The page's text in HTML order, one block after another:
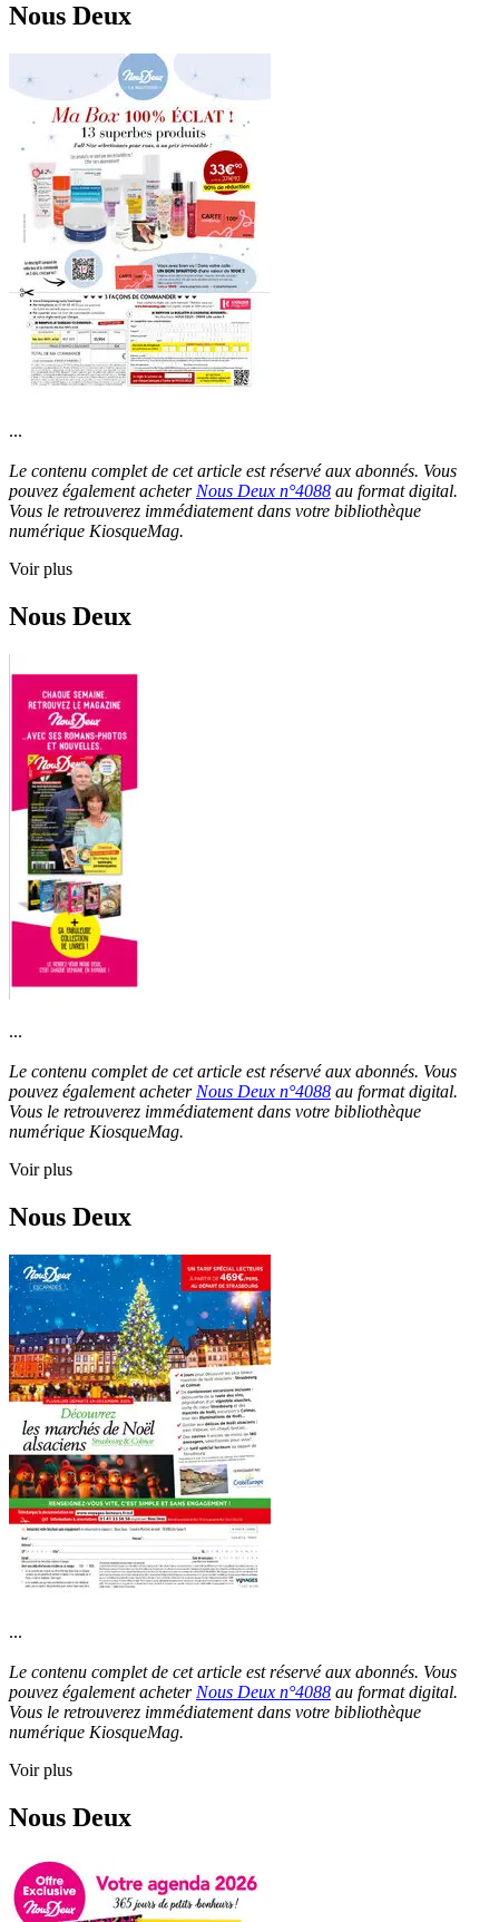
Nous Deux
...
Le contenu complet de cet article est réservé aux abonnés. Vous
pouvez également acheter Nous Deux n°4088 au format digital.
Vous le retrouverez immédiatement dans votre bibliothèque
numérique KiosqueMag.
Voir plus
Nous Deux
...
Le contenu complet de cet article est réservé aux abonnés. Vous
pouvez également acheter Nous Deux n°4088 au format digital.
Vous le retrouverez immédiatement dans votre bibliothèque
numérique KiosqueMag.
Voir plus
Nous Deux
...
Le contenu complet de cet article est réservé aux abonnés. Vous
pouvez également acheter Nous Deux n°4088 au format digital.
Vous le retrouverez immédiatement dans votre bibliothèque
numérique KiosqueMag.
Voir plus
Nous Deux